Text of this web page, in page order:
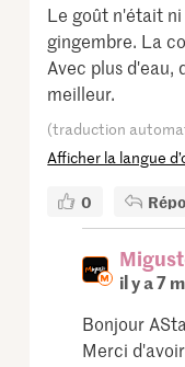
Le goût n'était
gingembre. La
Avec plus
meilleur.
(traduction
Afficher la langue
0
il y a 7
Bonjour
Merci